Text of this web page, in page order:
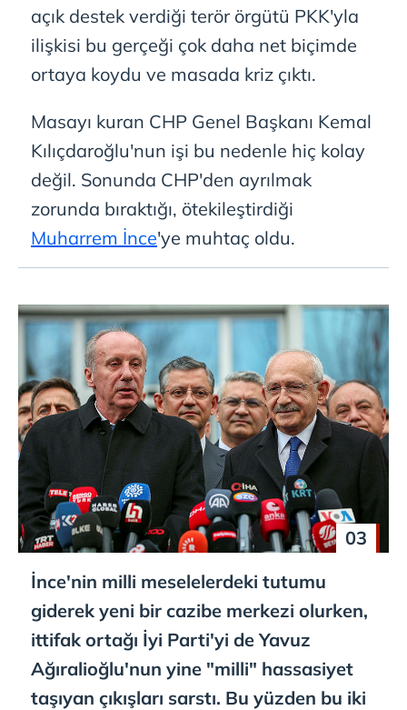
açık destek verdiği terör örgütü PKK'yla
ilişkisi bu gerçeği çok daha net biçimde
ortaya koydu ve masada kriz çıktı.
Masayı kuran CHP Genel Başkanı Kemal
Kılıçdaroğlu'nun işi bu nedenle hiç kolay
değil. Sonunda CHP'den ayrılmak
zorunda bıraktığı, ötekileştirdiği
Muharrem İnce'ye muhtaç oldu.
03
İnce'nin milli meselelerdeki tutumu
giderek yeni bir cazibe merkezi olurken,
ittifak ortağı İyi Parti'yi de Yavuz
Ağıralioğlu'nun yine "milli" hassasiyet
taşıyan çıkışları sarstı. Bu yüzden bu iki